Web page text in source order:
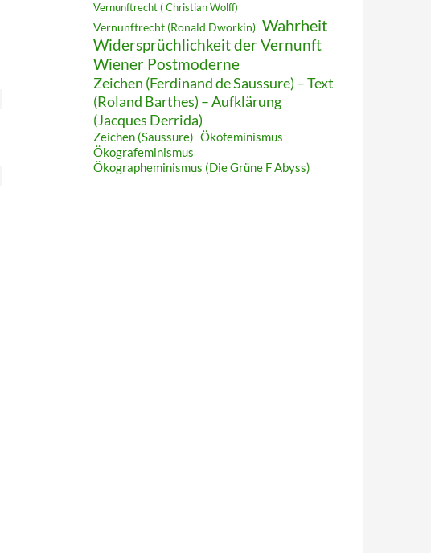
Vernunftrecht ( Christian Wolff)
Vernunftrecht (Ronald Dworkin) Wahrheit
Widersprüchlichkeit der Vernunft
Wiener Postmoderne
Zeichen (Ferdinand de Saussure) – Text
(Roland Barthes) – Aufklärung
(Jacques Derrida)
Zeichen (Saussure) Ökofeminismus
Ökografeminismus
Ökographeminismus (Die Grüne F Abyss)